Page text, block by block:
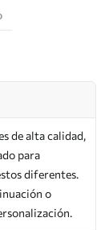
de alta calidad,
para
diferentes.
o